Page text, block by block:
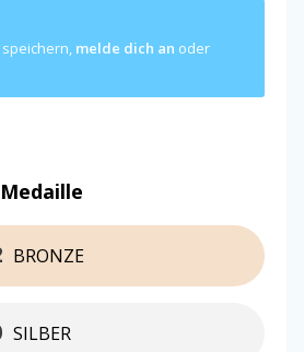
melde dich an oder
BRONZE
SILBER